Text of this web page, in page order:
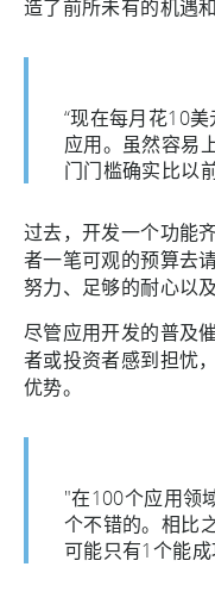
造了前所未有的机遇
“现在每月花10
应用。虽然容易
门门槛确实比以
过去，开发一个功能
者一笔可观的预算去
努力、足够的耐心以
尽管应用开发的普及
者或投资者感到担忧
优势。
"在100个应用领
个不错的。相比
可能只有1个能